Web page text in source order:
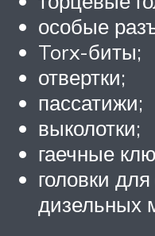
особые
Torx-биты;
отвертки;
пассатижи;
выколотки;
гаечные
головки
дизельных